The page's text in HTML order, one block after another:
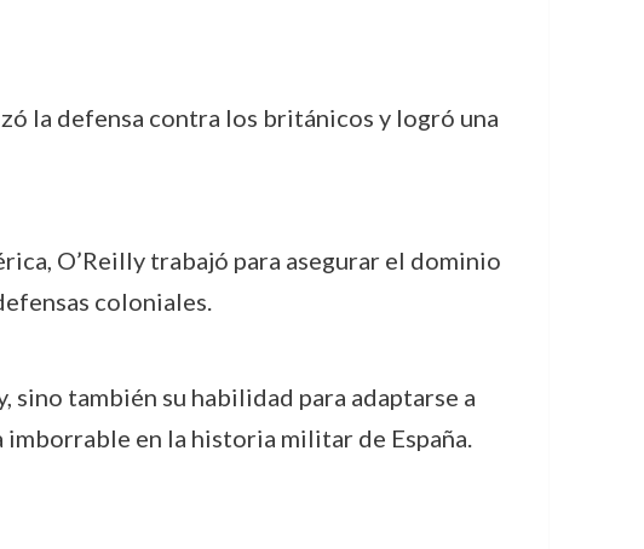
la defensa contra los británicos y logró una
O’Reilly trabajó para asegurar el dominio
coloniales.
también su habilidad para adaptarse a
en la historia militar de España.